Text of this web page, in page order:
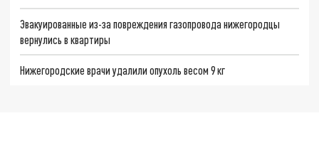
Эвакуированные из-за повреждения газопровода нижегородцы
вернулись в квартиры
Нижегородские врачи удалили опухоль весом 9 кг